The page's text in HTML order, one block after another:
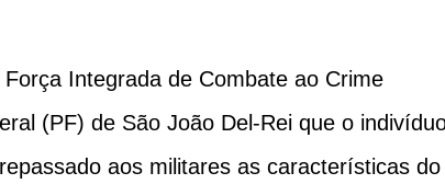
Integrada de Combate ao Crime
(PF) de São João Del-Rei que o
aos militares as características do